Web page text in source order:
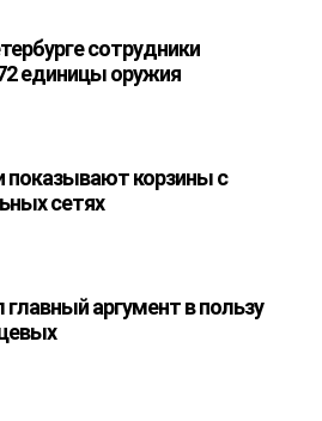
сотрудники
единицы оружия
корзины с
сетях
аргумент в пользу